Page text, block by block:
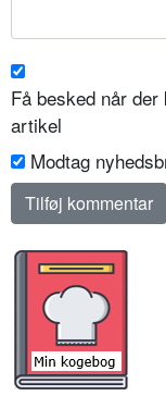
Få besked når
artikel
Modtag